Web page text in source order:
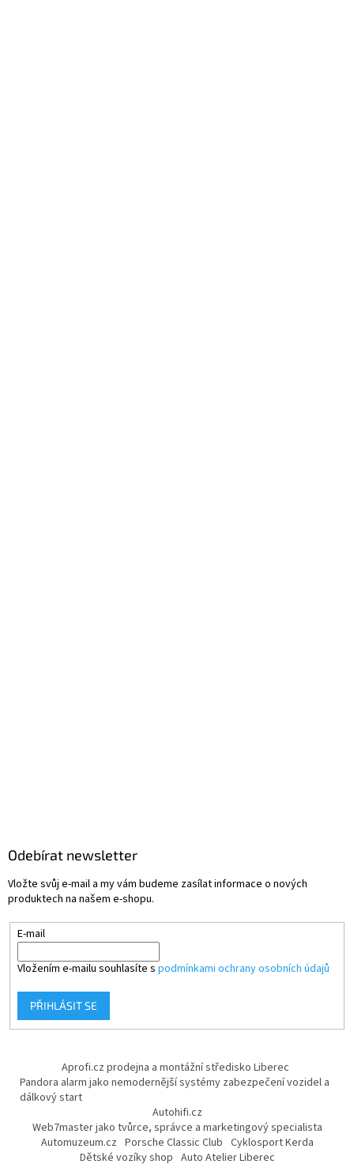
Odebírat newsletter
Vložte svůj e-mail a my vám budeme zasílat informace o nových
produktech na našem e-shopu.
E-mail
Vložením e-mailu souhlasíte s podmínkami ochrany osobních údajů
PŘIHLÁSIT SE
Aprofi.cz prodejna a montážní středisko Liberec
Pandora alarm jako nemodernější systémy zabezpečení vozidel a
dálkový start
Autohifi.cz
Web7master jako tvůrce, správce a marketingový specialista
Automuzeum.cz Porsche Classic Club Cyklosport Kerda
Dětské vozíky shop Auto Atelier Liberec